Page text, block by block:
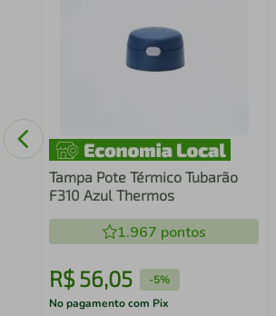
Tampa Pote Térmico Tubarão
F310 Azul Thermos
1.967 pontos
R$ 56,05 -5%
No pagamento com Pix